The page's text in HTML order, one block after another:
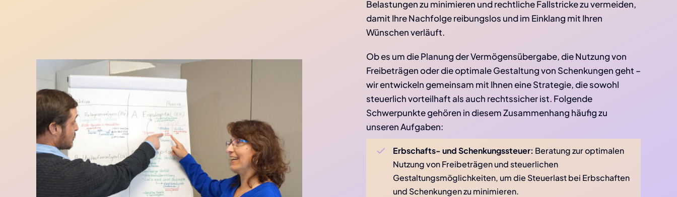
Belastungen zu minimieren und rechtliche Fallstricke zu vermeiden,
damit Ihre Nachfolge reibungslos und im Einklang mit Ihren
Wünschen verläuft.
Ob es um die Planung der Vermögensübergabe, die Nutzung von
Freibeträgen oder die optimale Gestaltung von Schenkungen geht –
wir entwickeln gemeinsam mit Ihnen eine Strategie, die sowohl
steuerlich vorteilhaft als auch rechtssicher ist. Folgende
Schwerpunkte gehören in diesem Zusammenhang häufig zu
unseren Aufgaben:
Erbschafts- und Schenkungssteuer: Beratung zur optimalen
Nutzung von Freibeträgen und steuerlichen
Gestaltungsmöglichkeiten, um die Steuerlast bei Erbschaften
und Schenkungen zu minimieren.